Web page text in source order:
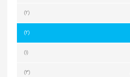
(2)
(2)
(1)
(3)